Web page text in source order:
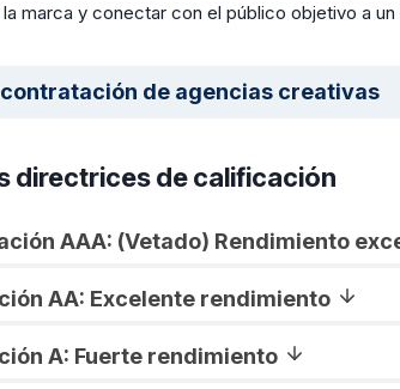
marca y conectar con el público objetivo a
contratación de agencias creativas
directrices de calificación
AAA: (Vetado) Rendimiento
AA: Excelente rendimiento
A: Fuerte rendimiento